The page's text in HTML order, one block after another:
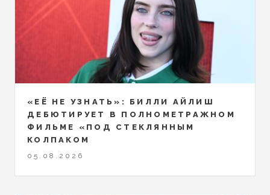
«ЕЁ НЕ УЗНАТЬ»: БИЛЛИ АЙЛИШ
ДЕБЮТИРУЕТ В ПОЛНОМЕТРАЖНОМ
ФИЛЬМЕ «ПОД СТЕКЛЯННЫМ
КОЛПАКОМ
05.08.2026